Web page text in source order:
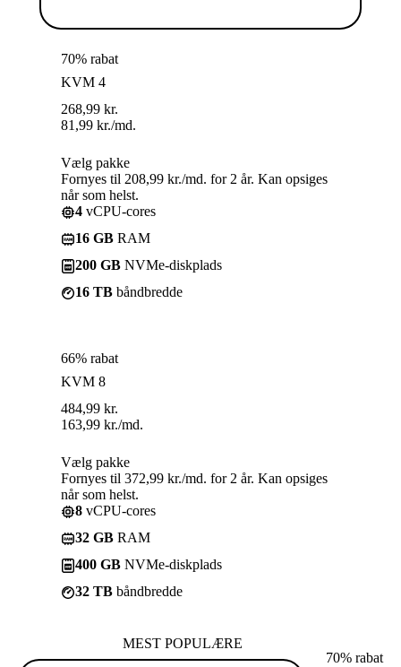
70% rabat
KVM 4
268,99 kr.
81,99 kr./md.
Vælg pakke
Fornyes til 208,99 kr./md. for 2 år. Kan opsiges
når som helst.
4 vCPU-cores
16 GB RAM
200 GB NVMe-diskplads
16 TB båndbredde
66% rabat
KVM 8
484,99 kr.
163,99 kr./md.
Vælg pakke
Fornyes til 372,99 kr./md. for 2 år. Kan opsiges
når som helst.
8 vCPU-cores
32 GB RAM
400 GB NVMe-diskplads
32 TB båndbredde
MEST POPULÆRE
70% rabat